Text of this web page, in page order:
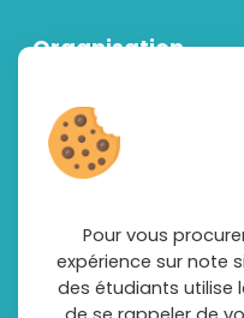
Organisation
Communication
Vie étudiante
Découvrir plus
Pour vous
expérience sur note
des étudiants utilise